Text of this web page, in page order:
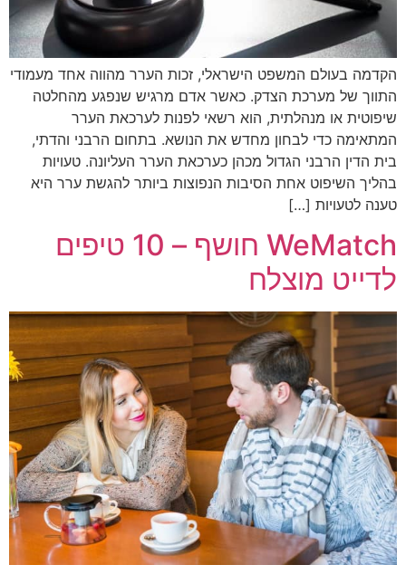
הקדמה בעולם המשפט הישראלי, זכות הערר מהווה אחד מעמודי
התווך של מערכת הצדק. כאשר אדם מרגיש שנפגע מהחלטה
שיפוטית או מנהלתית, הוא רשאי לפנות לערכאת הערר
המתאימה כדי לבחון מחדש את הנושא. בתחום הרבני והדתי,
בית הדין הרבני הגדול מכהן כערכאת הערר העליונה. טעויות
בהליך השיפוט אחת הסיבות הנפוצות ביותר להגשת ערר היא
טענה לטעויות […]
WeMatch חושף – 10 טיפים
לדייט מוצלח